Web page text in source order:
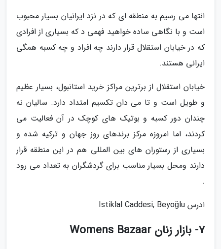
انتها می رسیم به منطقه ای که در نزد ایرانیان بسیار محبوب
است و با نگاهی ساده خواهید فهمی د که بسیاری از افرادی
که در خیابان استقلال قرار دارند چه افراد و چه کسبه همگی
ایرانی هستند.
خیابان استقلال از برترین مراکز خرید استانبول، بسیار عظیم
و طویل است و تا می دان تکسیم امتداد دارد. سالیان نه
چندان دور کسبه و بوتیک های کوچک در آن فعالیت می
کردند، اما امروزه مرکز برندهای روز جهان و ترکیه شده و
بسیاری از رستوران های بین المللی هم در این منطقه قرار
دارند ومحل بسیار مناسب برای گردشگران به تعداد می رود
.
ادرس Istiklal Caddesi, Beyoğlu
7- بازار زنان Womens Bazaar